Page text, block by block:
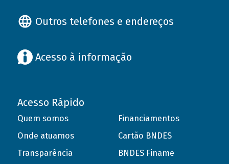
Outros telefones e endereços
Acesso à informação
Acesso Rápido
Quem somos
Onde atuamos
Transparência
Financiamentos
Cartão BNDES
BNDES Finame